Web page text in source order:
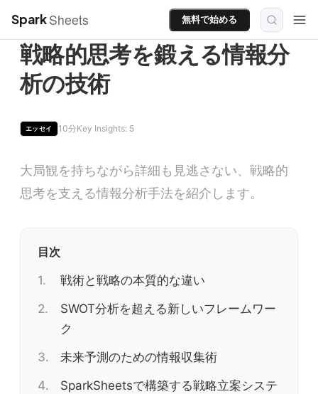
SparkSheets 無料で始める
戦略的思考を鍛える情報分
析の技術
エッセイ 10分Key Insights: 5
大局観を持ちながら詳細も見逃さない、戦略的
思考を支える情報分析手法を紹介します。
目次
戦術と戦略の本質的な違い
SWOT分析を超える新しいフレームワー
ク
未来予測のための情報収集術
SparkSheetsで構築する戦略立案システ